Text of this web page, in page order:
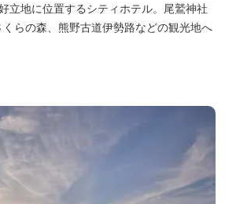
立地に位置するシティホテル。尾鷲神社
らの森、熊野古道伊勢路などの観光地へ